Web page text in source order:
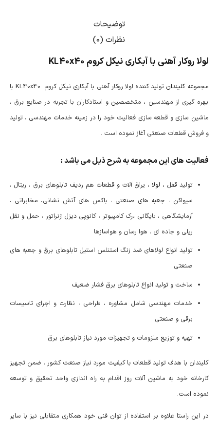
توضیحات
نظرات (0)
لولا روکار آهنی با آبکاری نیکل کروم KL40x40
مجموعهکلیندان
تولید کننده لولا روکار آهنی با آبکاری نیکل کروم KL40x40 با
بهره گیری از مهندسین ، متخصصین و استادکاران با تجربه در صنایع برق ،
ماشین سازی و قطعه سازی فعالیت خود را در زمینه خدمات مهندسی ، تولید
و فروش قطعات صنعتی آغاز نموده است .
فعالیت های این مجموعه به شرح ذیل می باشد :
تولید قفل ، لولا، یراق آلات و قطعات هم ردیف تابلوهای برق ، ریتال ،
سیواکن ، جعبه های صنعتی ، باکس های آتش نشانی، مخابراتی ،
آزمایشگاهی ، بایگانی ،رک کامپیوتر ، کانوپی دیزل ژنراتور ، حمل و نقل
ریلی و جاده ای ، هوا رسان و هواسازها
تولید انواع لولاهای ضد زنگ استنلس استیل تابلوهای برق و جعبه های
صنعتی
ساخت و تولید انواع تابلوهای برق فشار ضعیف
خدمات مهندسی شامل مشاوره ، طراحی ، نظارت و اجرای تاسیسات
برقی و صنعتی
تهیه و توزیع ملزومات و تجهیزات مورد نیاز تابلوهای برق
کلیندان با هدف تولید قطعات با کیفیت مورد نیاز صنعت کشور ، ضمن تجهیز
کارخانه خود به ماشین آلات روز اقدام به راه اندازی واحد تحقیق و توسعه
نموده است.
در این راستا علاوه بر استفاده از توان فنی خود همکاری متقابلی نیز با سایر